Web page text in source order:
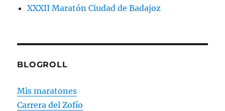
XXXII Maratón Ciudad de Badajoz
BLOGROLL
Mis maratones
Carrera del Zofío